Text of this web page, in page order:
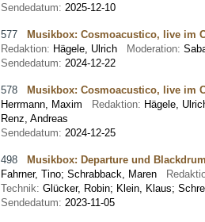
Sendedatum: 2025-12-10
577 Musikbox: Cosmoacustico, live im
Redaktion: Hägele, Ulrich Moderation:
Sendedatum: 2024-12-22
578 Musikbox: Cosmoacustico, live im
Herrmann, Maxim
Redaktion: Hägele,
Renz, Andreas
Sendedatum: 2024-12-25
498 Musikbox: Departure und
Fahrner, Tino; Schrabback, Maren
Technik: Glücker, Robin; Klein, Klaus;
Sendedatum: 2023-11-05